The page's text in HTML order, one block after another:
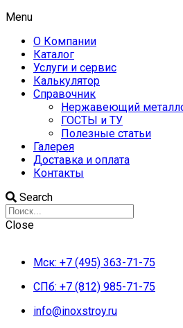
Menu
О Компании
Каталог
Услуги и сервис
Калькулятор
Справочник
Нержавеющий
ГОСТЫ и ТУ
Полезные статьи
Галерея
Доставка и оплата
Контакты
Search
Close
Мск: +7 (495) 363-71-75
СПб: +7 (812) 985-71-75
info@inoxstroy.ru